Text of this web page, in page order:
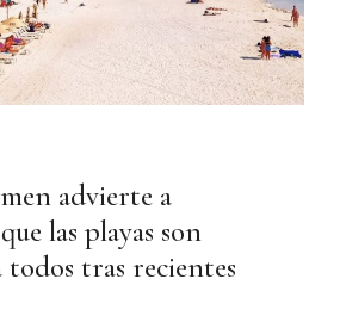
advierte a
las playas son
tras recientes